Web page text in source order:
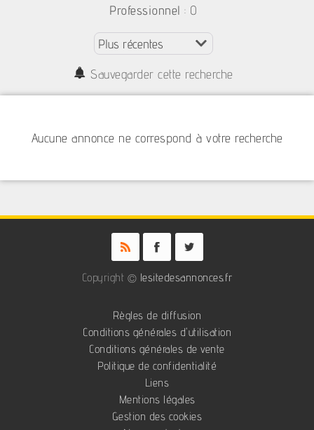
Professionnel : 0
Sauvegarder cette recherche
Aucune annonce ne correspond à votre recherche
Copyright © lesitedesannonces.fr
Règles de diffusion
Conditions générales d'utilisation
Conditions générales de vente
Politique de confidentialité
Liens
Mentions légales
Gestion des cookies